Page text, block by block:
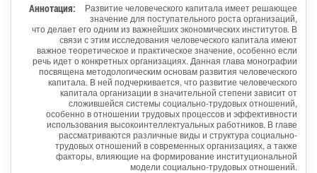
Аннотация:
Развитие человеческого капитала имеет решающее
значение для поступательного роста организаций,
что делает его одним из важнейших экономических институтов. В
связи с этим исследования человеческого капитала имеют
важное теоретическое и практическое значение, особенно если
речь идет о конкретных организациях. Данная глава монографии
посвящена методологическим основам развития человеческого
капитала. В ней подчеркивается, что развитие человеческого
капитала организации в значительной степени зависит от
сложившейся системы социально-трудовых отношений,
особенно в отношении трудовых процессов и эффективности
использования высокоинтеллектуальных работников. В главе
рассматриваются различные виды и структура социально-
трудовых отношений в современных организациях, а также
факторы, влияющие на формирование институциональной
модели социально-трудовых отношений.